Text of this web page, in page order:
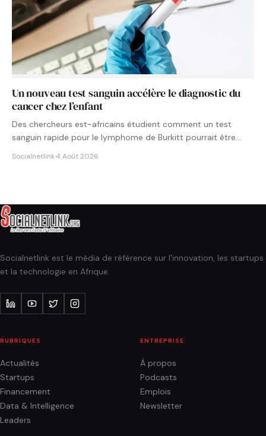
Un nouveau test sanguin accélère le diagnostic du
cancer chez l’enfant
Des chercheurs est-africains étudient comment un test
sanguin rapide pour le lymphome de Burkitt pourrait être
Socialnetlink·4 Août 2026
Socialnetlink est le média de référence sur l'innovation, les startups
et la technologie en Afrique.
RUBRIQUES
Actualités
Startups
Financement
Data & Intelligence
Leaders
ENTREPRISE
À propos
Podcasts
Emplois
Newsletter